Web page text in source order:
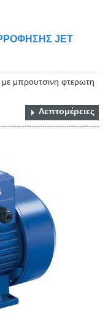
JET
μπρουτσινη φτερωτη
Λεπτομέρειες